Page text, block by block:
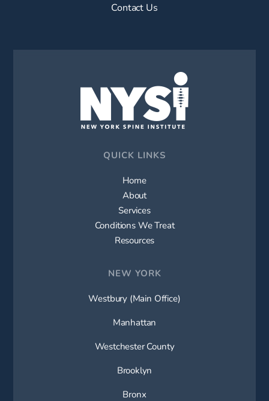
Contact Us
QUICK LINKS
Home
About
Services
Conditions We Treat
Resources
NEW YORK
Westbury (Main Office)
Manhattan
Westchester County
Brooklyn
Bronx